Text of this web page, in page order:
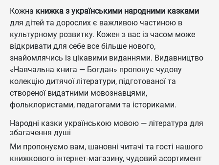
Кожна книжка з українськими народними казками
для дітей та дорослих є важливою частиною в
культурному розвитку. Кожен з вас із часом може
відкривати для себе все більше нового,
знайомлячись із цікавими виданнями. Видавництво
«Навчальна книга — Богдан» пропонує чудову
колекцію дитячої літератури, підготованої та
створеної видатними мовознавцями,
фольклористами, педагогами та істориками.
Народні казки українською мовою — література для
збагачення душі
Ми пропонуємо вам, шановні читачі та гості нашого
книжкового інтернет-магазину, чудовий асортимент